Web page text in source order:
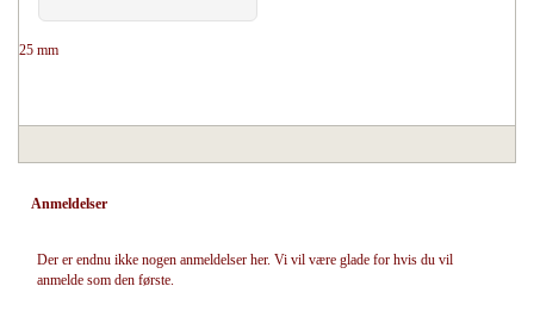
25 mm
Anmeldelser
Der er endnu ikke nogen anmeldelser her. Vi vil være glade for hvis du vil
anmelde som den første.